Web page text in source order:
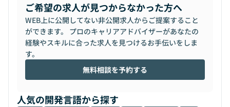
ご希望の求人が見つからなかった方へ
WEB上に公開してない非公開求人からご提案すること
ができます。 プロのキャリアアドバイザーがあなたの
経験やスキルに合った求人を見つけるお手伝いをしま
す。
無料相談を予約する
人気の開発言語から探す